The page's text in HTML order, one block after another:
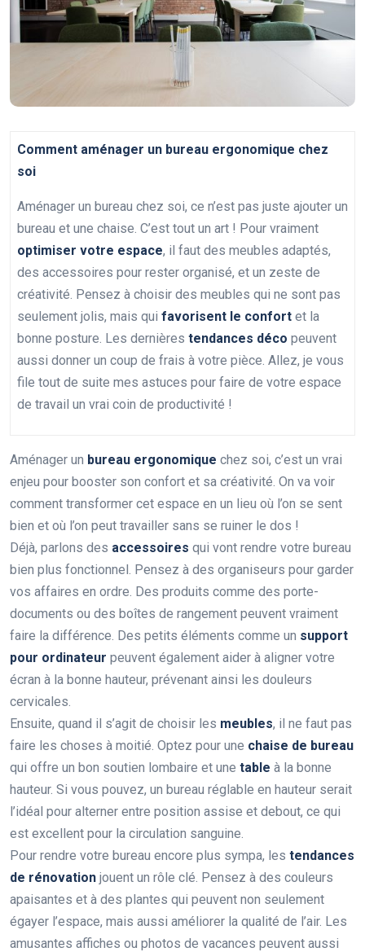
Comment aménager un bureau ergonomique chez
soi
Aménager un bureau chez soi, ce n’est pas juste ajouter un
bureau et une chaise. C’est tout un art ! Pour vraiment
optimiser votre espace, il faut des meubles adaptés,
des accessoires pour rester organisé, et un zeste de
créativité. Pensez à choisir des meubles qui ne sont pas
seulement jolis, mais qui favorisent le confort et la
bonne posture. Les dernières tendances déco peuvent
aussi donner un coup de frais à votre pièce. Allez, je vous
file tout de suite mes astuces pour faire de votre espace
de travail un vrai coin de productivité !
Aménager un bureau ergonomique chez soi, c’est un vrai
enjeu pour booster son confort et sa créativité. On va voir
comment transformer cet espace en un lieu où l’on se sent
bien et où l’on peut travailler sans se ruiner le dos !
Déjà, parlons des accessoires qui vont rendre votre bureau
bien plus fonctionnel. Pensez à des organiseurs pour garder
vos affaires en ordre. Des produits comme des porte-
documents ou des boîtes de rangement peuvent vraiment
faire la différence. Des petits éléments comme un support
pour ordinateur peuvent également aider à aligner votre
écran à la bonne hauteur, prévenant ainsi les douleurs
cervicales.
Ensuite, quand il s’agit de choisir les meubles, il ne faut pas
faire les choses à moitié. Optez pour une chaise de bureau
qui offre un bon soutien lombaire et une table à la bonne
hauteur. Si vous pouvez, un bureau réglable en hauteur serait
l’idéal pour alterner entre position assise et debout, ce qui
est excellent pour la circulation sanguine.
Pour rendre votre bureau encore plus sympa, les tendances
de rénovation jouent un rôle clé. Pensez à des couleurs
apaisantes et à des plantes qui peuvent non seulement
égayer l’espace, mais aussi améliorer la qualité de l’air. Les
amusantes affiches ou photos de vacances peuvent aussi